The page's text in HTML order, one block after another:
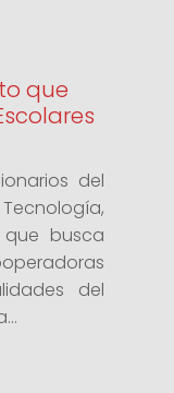
que
del
busca
del